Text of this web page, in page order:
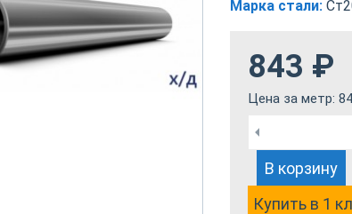
Марка стали:
843 ₽
Цена за метр:
В корзину
Купить в 1